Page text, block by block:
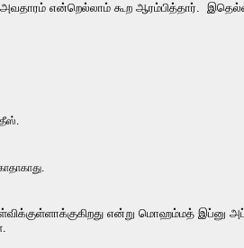
என்றெல்லாம் கூற ஆரம்பித்தார்.
என்று மொஹம்மத் இப்னு